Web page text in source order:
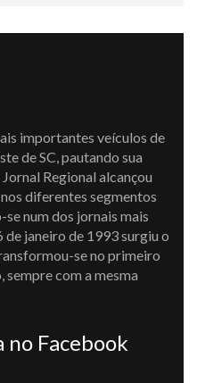
importantes veículos de
de SC, pautando sua
Regional alcançou
diferentes segmentos
num dos jornais mais
de janeiro de 1993 surgiu o
se no primeiro
com a mesma
no Facebook